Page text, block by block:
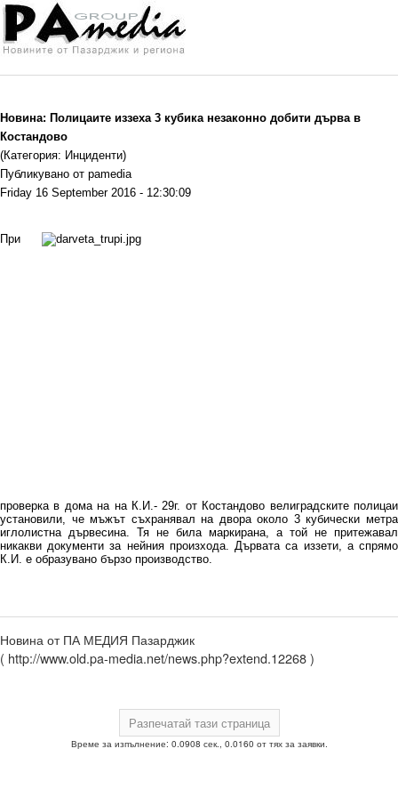
Новина: Полицаите иззеха 3 кубика незаконно добити дърва в
Костандово
(Категория: Инциденти)
Публикувано от pamedia
Friday 16 September 2016 - 12:30:09
При
проверка в дома на на К.И.- 29г. от Костандово велиградските полицаи
установили, че мъжът съхранявал на двора около 3 кубически метра
иглолистна дървесина. Тя не била маркирана, а той не притежавал
никакви документи за нейния произхода. Дървата са иззети, а спрямо
К.И. е образувано бързо производство.
Новина от ПА МЕДИЯ Пазарджик
( http://www.old.pa-media.net/news.php?extend.12268 )
Време за изпълнение: 0.0908 сек., 0.0160 от тях за заявки.